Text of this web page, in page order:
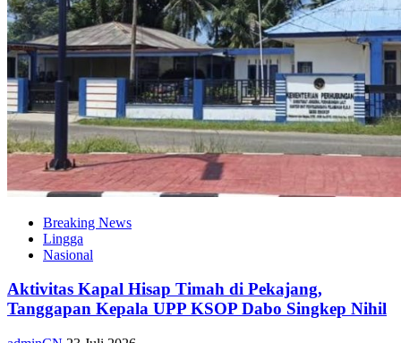
Breaking News
Lingga
Nasional
Aktivitas Kapal Hisap Timah di Pekajang,
Tanggapan Kepala UPP KSOP Dabo Singkep Nihil